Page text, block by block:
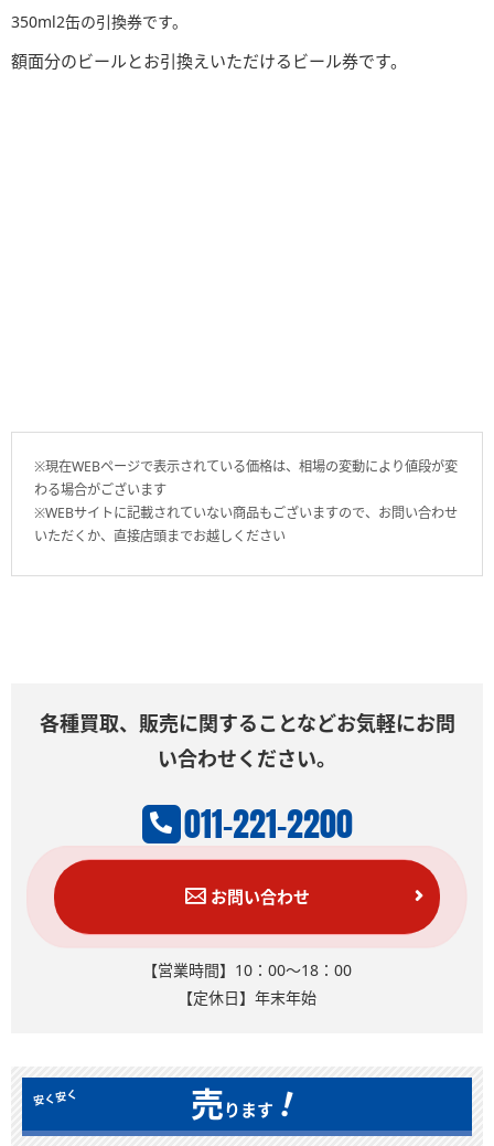
350ml2缶の引換券です。
額面分のビールとお引換えいただけるビール券です。
※現在WEBページで表示されている価格は、相場の変動により値段が変
わる場合がございます
※WEBサイトに記載されていない商品もございますので、お問い合わせ
いただくか、直接店頭までお越しください
各種買取、販売に関することなどお気軽にお問
い合わせください。
011-221-2200
お問い合わせ
【営業時間】10：00～18：00
【定休日】年末年始
売ります！